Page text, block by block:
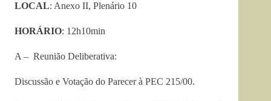
LOCAL: Anexo II, Plenário 10
HORÁRIO: 12h10min
A – Reunião Deliberativa:
Discussão e Votação do Parecer à PEC 215/00.